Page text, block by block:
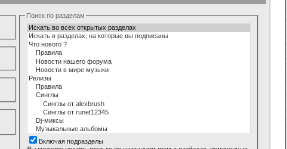
Поиск по разделам
Включая подразделы